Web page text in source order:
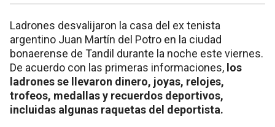
Ladrones desvalijaron la casa del ex tenista
argentino Juan Martín del Potro en la ciudad
bonaerense de Tandil durante la noche este viernes.
De acuerdo con las primeras informaciones, los
ladrones se llevaron dinero, joyas, relojes,
trofeos, medallas y recuerdos deportivos,
incluidas algunas raquetas del deportista.